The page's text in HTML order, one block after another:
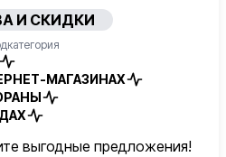
И СКИДКИ
МАГАЗИНАХ
выгодные предложения!